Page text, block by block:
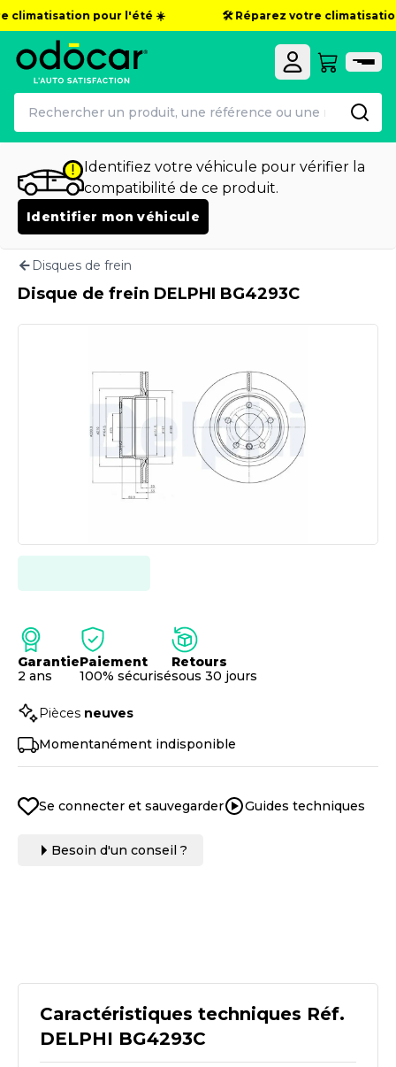
climatisation pour l'été ☀️ 🛠️ Réparez votre
Identifiez votre véhicule pour vérifier la
compatibilité de ce produit.
Identifier mon véhicule
Disques de frein
Caractéristiques techniques Réf.
DELPHI BG4293C
Disque de frein DELPHI BG4293C
Garantie
2 ans
Paiement
100% sécurisé
Retours
sous 30 jours
Pièces neuves
Momentanément indisponible
Se connecter et sauvegarder Guides techniques
Besoin d'un conseil ?